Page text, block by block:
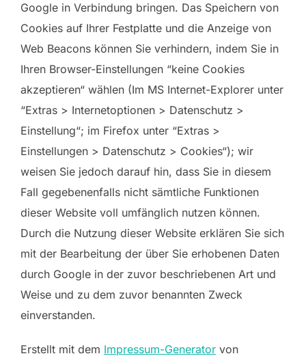
Google in Verbindung bringen. Das Speichern von
Cookies auf Ihrer Festplatte und die Anzeige von
Web Beacons können Sie verhindern, indem Sie in
Ihren Browser-Einstellungen “keine Cookies
akzeptieren“ wählen (Im MS Internet-Explorer unter
“Extras > Internetoptionen > Datenschutz >
Einstellung“; im Firefox unter “Extras >
Einstellungen > Datenschutz > Cookies“); wir
weisen Sie jedoch darauf hin, dass Sie in diesem
Fall gegebenenfalls nicht sämtliche Funktionen
dieser Website voll umfänglich nutzen können.
Durch die Nutzung dieser Website erklären Sie sich
mit der Bearbeitung der über Sie erhobenen Daten
durch Google in der zuvor beschriebenen Art und
Weise und zu dem zuvor benannten Zweck
einverstanden.
Erstellt mit dem Impressum-Generator von